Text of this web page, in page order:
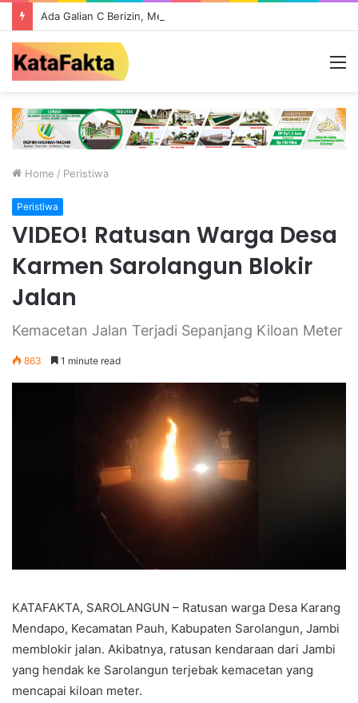
Home / Peristiwa
Peristiwa
VIDEO! Ratusan Warga Desa
Karmen Sarolangun Blokir
Jalan
Kemacetan Jalan Terjadi Sepanjang Kiloan Meter
863 1 minute read
KATAFAKTA, SAROLANGUN – Ratusan warga Desa Karang
Mendapo, Kecamatan Pauh, Kabupaten Sarolangun, Jambi
memblokir jalan. Akibatnya, ratusan kendaraan dari Jambi
yang hendak ke Sarolangun terjebak kemacetan yang
mencapai kiloan meter.